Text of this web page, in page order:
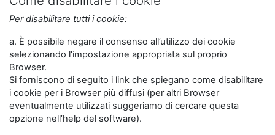
Per disabilitare tutti i cookie:
a. È possibile negare il consenso all’utilizzo dei cookie
selezionando l'impostazione appropriata sul proprio
Browser.
Si forniscono di seguito i link che spiegano come disabilitare
i cookie per i Browser più diffusi (per altri Browser
eventualmente utilizzati suggeriamo di cercare questa
opzione nell’help del software).